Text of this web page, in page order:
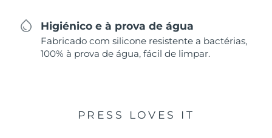
Higiénico e à prova de água
Fabricado com silicone resistente a bactérias,
100% à prova de água, fácil de limpar.
PRESS LOVES IT